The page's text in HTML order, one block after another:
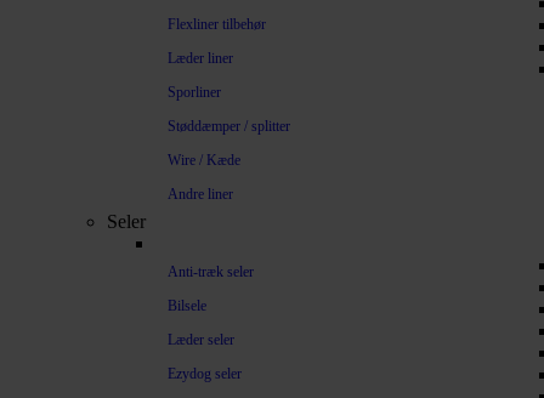
Flexliner tilbehør
Læder liner
Sporliner
Støddæmper / splitter
Wire / Kæde
Andre liner
Seler
Anti-træk seler
Bilsele
Læder seler
Ezydog seler